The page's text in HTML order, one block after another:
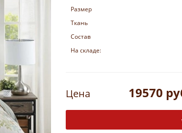
Размер
Ткань
Состав
На складе:
Цена 19570